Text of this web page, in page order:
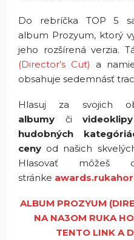
Do rebríčka TOP 5
album Prozyum, ktorý
jeho rozšírená verzia.
(Director’s Cut)
a
obsahuje sedemnásť
Hlasuj za svojich
albumy či
hudobných
ceny od našich
Hlasovať
stránke
ALBUM PROZYUM
NA NA3OM RUKA
TENTO LINK A